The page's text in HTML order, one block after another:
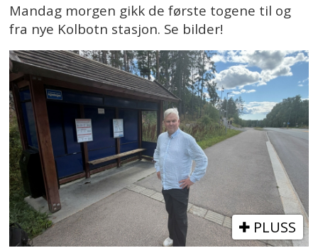
Mandag morgen gikk de første togene til og
fra nye Kolbotn stasjon. Se bilder!
PLUSS